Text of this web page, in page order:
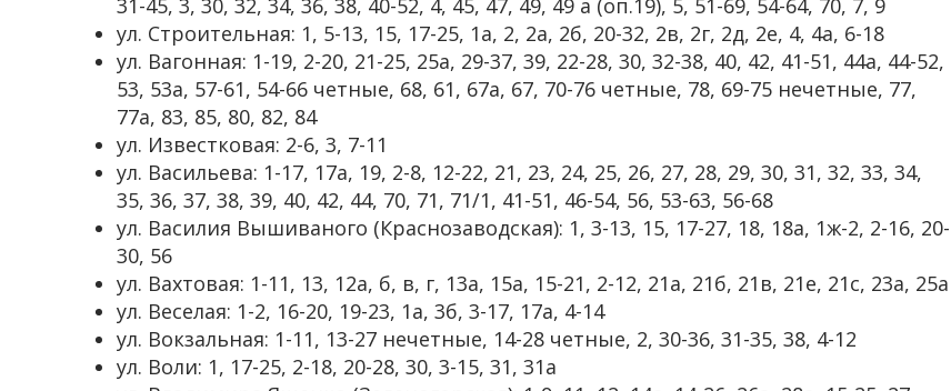
31-45, 3, 30, 32, 34, 36, 38, 40-52, 4, 45, 47, 49, 49 а (оп.19), 5, 51-69, 54-64, 70, 7, 9
ул. Строительная: 1, 5-13, 15, 17-25, 1а, 2, 2а, 2б, 20-32, 2в, 2г, 2д, 2е, 4, 4а, 6-18
ул. Вагонная: 1-19, 2-20, 21-25, 25а, 29-37, 39, 22-28, 30, 32-38, 40, 42, 41-51, 44а, 44-52,
53, 53а, 57-61, 54-66 четные, 68, 61, 67а, 67, 70-76 четные, 78, 69-75 нечетные, 77,
77а, 83, 85, 80, 82, 84
ул. Известковая: 2-6, 3, 7-11
ул. Васильева: 1-17, 17а, 19, 2-8, 12-22, 21, 23, 24, 25, 26, 27, 28, 29, 30, 31, 32, 33, 34,
35, 36, 37, 38, 39, 40, 42, 44, 70, 71, 71/1, 41-51, 46-54, 56, 53-63, 56-68
ул. Василия Вышиваного (Краснозаводская): 1, 3-13, 15, 17-27, 18, 18а, 1ж-2, 2-16, 20-
30, 56
ул. Вахтовая: 1-11, 13, 12а, б, в, г, 13а, 15а, 15-21, 2-12, 21а, 21б, 21в, 21е, 21с, 23а, 25а
ул. Веселая: 1-2, 16-20, 19-23, 1а, 3б, 3-17, 17а, 4-14
ул. Вокзальная: 1-11, 13-27 нечетные, 14-28 четные, 2, 30-36, 31-35, 38, 4-12
ул. Воли: 1, 17-25, 2-18, 20-28, 30, 3-15, 31, 31а